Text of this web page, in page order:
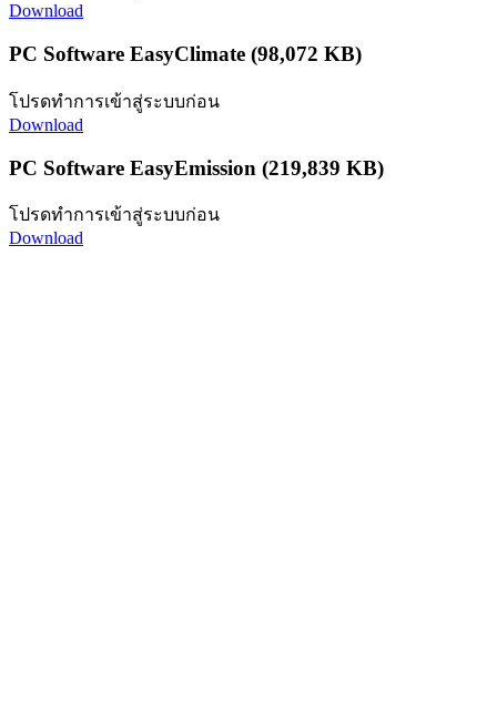
Download
PC Software EasyClimate (98,072 KB)
โปรดทำการเข้าสู่ระบบก่อน
Download
PC Software EasyEmission (219,839 KB)
โปรดทำการเข้าสู่ระบบก่อน
Download